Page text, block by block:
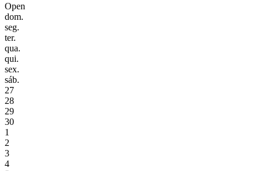
Open
dom.
seg.
ter.
qua.
qui.
sex.
sáb.
27
28
29
30
1
2
3
4